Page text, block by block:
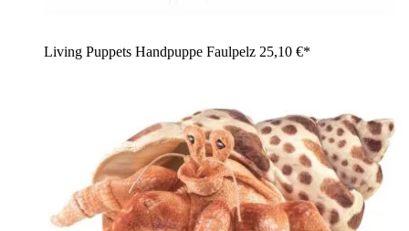
Living Puppets Handpuppe Faulpelz 25,10 €*